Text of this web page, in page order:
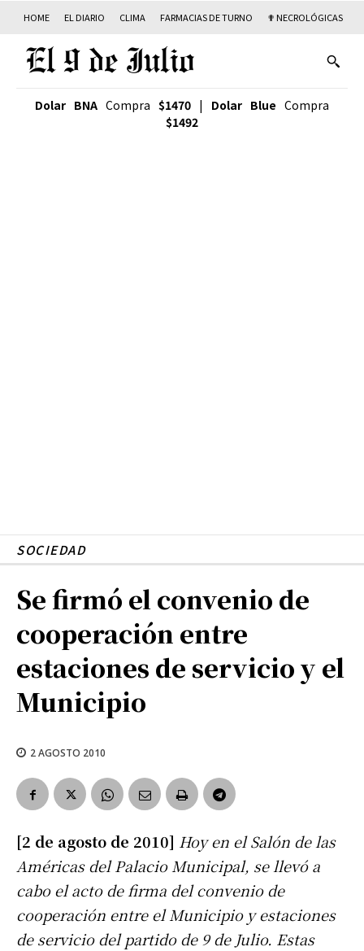
HOME EL DIARIO CLIMA FARMACIAS DE TURNO ✟ NECROLÓGICAS
Dolar BNA Compra $1470 | Dolar Blue Compra
$1492
SOCIEDAD
Se firmó el convenio de
cooperación entre
estaciones de servicio y el
Municipio
2 AGOSTO 2010
[2 de agosto de 2010] Hoy en el Salón de las
Américas del Palacio Municipal, se llevó a
cabo el acto de firma del convenio de
cooperación entre el Municipio y estaciones
de servicio del partido de 9 de Julio. Estas